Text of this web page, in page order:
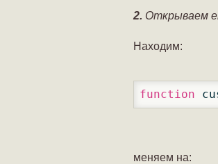
2. Открываем
Находим:
function
меняем на: